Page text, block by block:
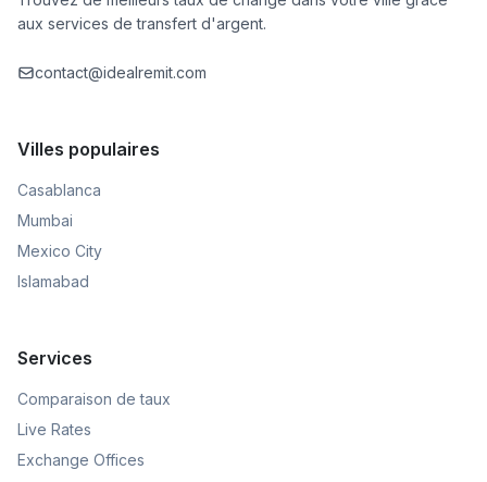
aux services de transfert d'argent.
contact@idealremit.com
Villes populaires
Casablanca
Mumbai
Mexico City
Islamabad
Services
Comparaison de taux
Live Rates
Exchange Offices